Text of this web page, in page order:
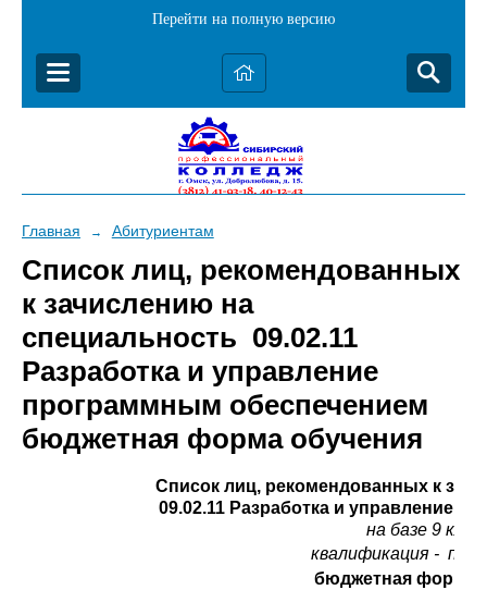
Перейти на полную версию
Главная → Абитуриентам
Список лиц, рекомендованных
к зачислению на
специальность 09.02.11
Разработка и управление
программным обеспечением
бюджетная форма обучения
Список лиц, рекомендованных к
09.02.11 Разработка и управление
на базе 9
квалификация -
бюджетная форма